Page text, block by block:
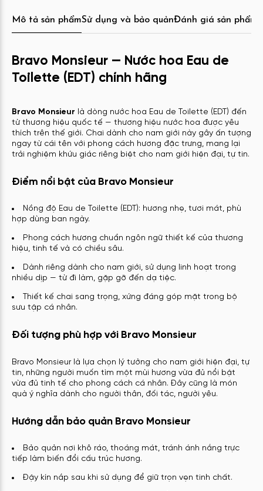
Mô tả sản phẩmSử dụng và bảo quảnĐánh giá sản phẩm
Bravo Monsieur — Nước hoa Eau de
Toilette (EDT) chính hãng
Bravo Monsieur là dòng nước hoa Eau de Toilette (EDT) đến
từ thương hiệu quốc tế — thương hiệu nước hoa được yêu
thích trên thế giới. Chai dành cho nam giới này gây ấn tượng
ngay từ cái tên với phong cách hương đặc trưng, mang lại
trải nghiệm khứu giác riêng biệt cho nam giới hiện đại, tự tin.
Điểm nổi bật của Bravo Monsieur
Nồng độ Eau de Toilette (EDT): hương nhẹ, tươi mát, phù
hợp dùng ban ngày.
Phong cách hương chuẩn ngôn ngữ thiết kế của thương
hiệu, tinh tế và có chiều sâu.
Dành riêng dành cho nam giới, sử dụng linh hoạt trong
nhiều dịp — từ đi làm, gặp gỡ đến dạ tiệc.
Thiết kế chai sang trọng, xứng đáng góp mặt trong bộ
sưu tập cá nhân.
Đối tượng phù hợp với Bravo Monsieur
Bravo Monsieur là lựa chọn lý tưởng cho nam giới hiện đại, tự
tin, những người muốn tìm một mùi hương vừa đủ nổi bật
vừa đủ tinh tế cho phong cách cá nhân. Đây cũng là món
quà ý nghĩa dành cho người thân, đối tác, người yêu.
Hướng dẫn bảo quản Bravo Monsieur
Bảo quản nơi khô ráo, thoáng mát, tránh ánh nắng trực
tiếp làm biến đổi cấu trúc hương.
Đậy kín nắp sau khi sử dụng để giữ trọn vẹn tinh chất.